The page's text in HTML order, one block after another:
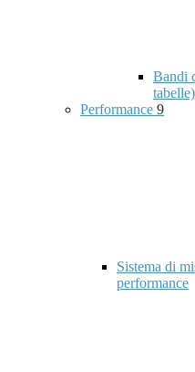
Bandi
tabelle)
Performance 9
Sistema di
performance